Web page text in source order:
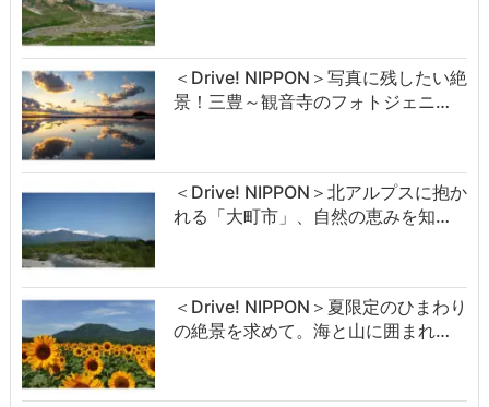
＜Drive! NIPPON＞写真に残したい絶
景！三豊～観音寺のフォトジェニ…
＜Drive! NIPPON＞北アルプスに抱か
れる「大町市」、自然の恵みを知…
＜Drive! NIPPON＞夏限定のひまわり
の絶景を求めて。海と山に囲まれ…